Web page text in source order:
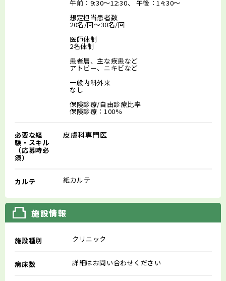
午前：9:30～12:30、 午後：14:30～
想定担当患者数
20名/回～30名/回
医師体制
2名体制
患者層、主な疾患など
アトピー、ニキビなど
一般内科外来
なし
保険診療/自由診療比率
保険診療：100%
必要な経
験・スキル
（応募時必
須）
皮膚科専門医
カルテ 紙カルテ
施設情報
施設種別 クリニック
病床数 詳細はお問い合わせください